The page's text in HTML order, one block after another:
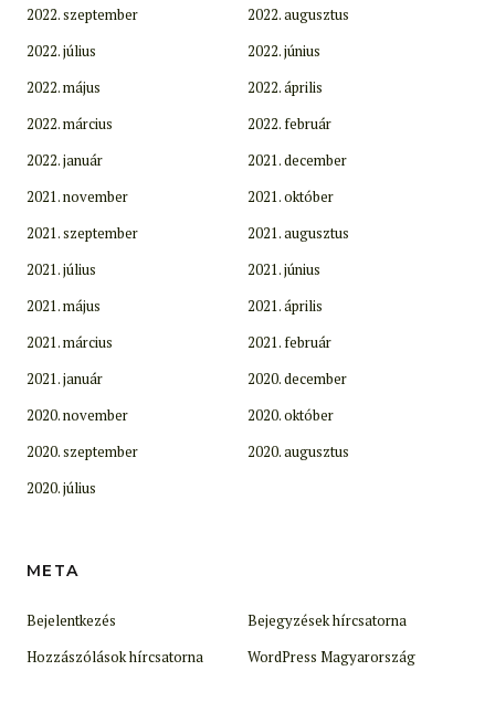
2022. szeptember
2022. augusztus
2022. július
2022. június
2022. május
2022. április
2022. március
2022. február
2022. január
2021. december
2021. november
2021. október
2021. szeptember
2021. augusztus
2021. július
2021. június
2021. május
2021. április
2021. március
2021. február
2021. január
2020. december
2020. november
2020. október
2020. szeptember
2020. augusztus
2020. július
META
Bejelentkezés
Bejegyzések hírcsatorna
Hozzászólások hírcsatorna
WordPress Magyarország